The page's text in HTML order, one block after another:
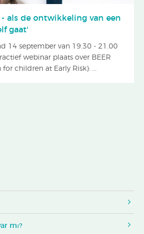
- als de ontwikkeling van een
gaat'
14 september van 19.30 - 21.00
webinar plaats over BEER
children at Early Risk): ...
mı?